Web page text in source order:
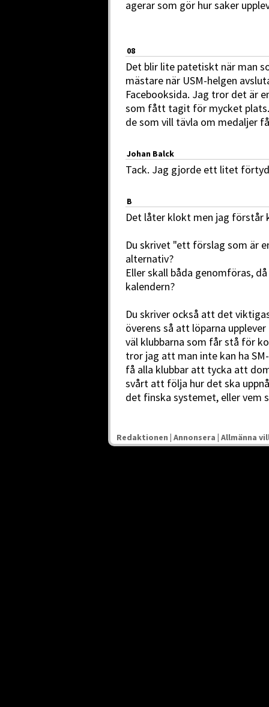
agerar som gör hur saker
08
Det blir lite patetiskt när man
mästare när USM-helgen
Facebooksida. Jag tror det är
som fått tagit för mycket
de som vill tävla om medaljer
Johan Balck
Tack. Jag gjorde ett litet
B
Det låter klokt men jag förstår
Du skrivet "ett förslag som är
alternativ?
Eller skall båda genomföras,
kalendern?
Du skriver också att det
överens så att löparna
väl klubbarna som får stå för
tror jag att man inte kan ha
få alla klubbar att tycka att
svårt att följa hur det ska
det finska systemet, eller vem
Redaktionen | Annonsera | Allmänna